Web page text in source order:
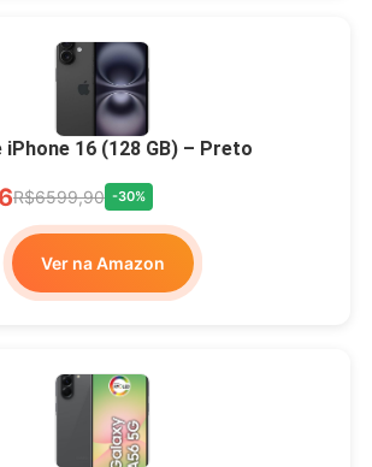
iPhone 16 (128 GB) – Preto
R$6599,90 -30%
Ver na Amazon